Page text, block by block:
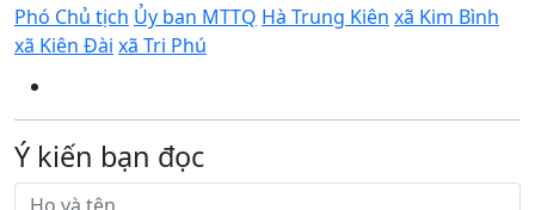
Phó Chủ tịch Ủy ban MTTQ Hà Trung Kiên xã Kim Bình
xã Kiên Đài xã Tri Phú
Ý kiến bạn đọc